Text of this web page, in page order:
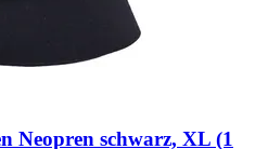
Neopren schwarz, XL (1